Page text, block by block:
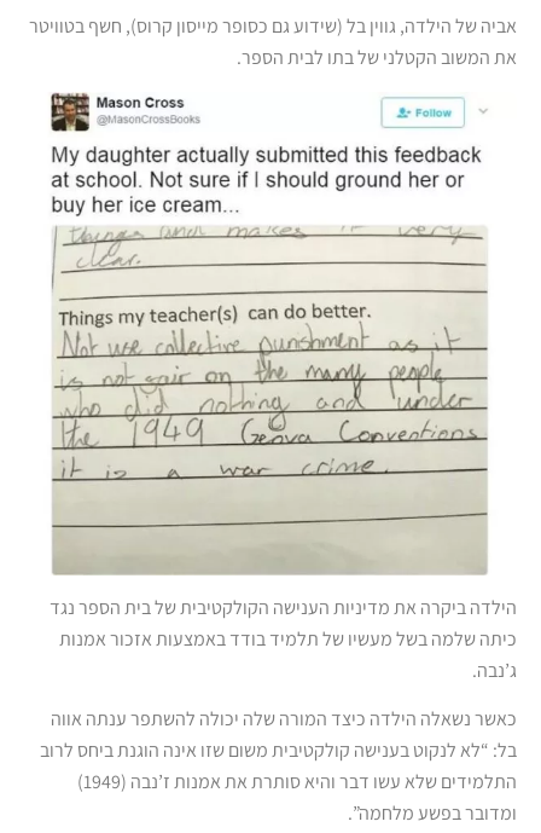
אביה של הילדה, גווין בל (שידוע גם כסופר מייסון קרוס), חשף בטוויטר
את המשוב הקטלני של בתו לבית הספר.
הילדה ביקרה את מדיניות הענישה הקולקטיבית של בית הספר נגד
כיתה שלמה בשל מעשיו של תלמיד בודד באמצעות אזכור אמנות
ג’נבה.
כאשר נשאלה הילדה כיצד המורה שלה יכולה להשתפר ענתה אווה
בל: “לא לנקוט בענישה קולקטיבית משום שזו אינה הוגנת ביחס לרוב
התלמידים שלא עשו דבר והיא סותרת את אמנות ז’נבה (1949)
ומדובר בפשע מלחמה”.